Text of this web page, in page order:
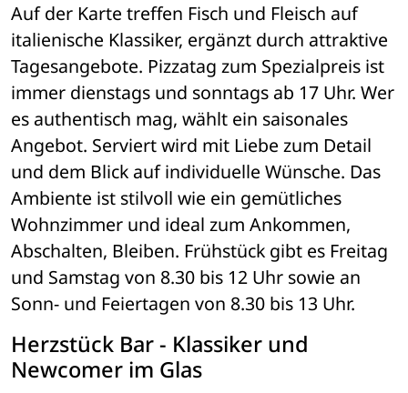
Auf der Karte treffen Fisch und Fleisch auf
italienische Klassiker, ergänzt durch attraktive
Tagesangebote. Pizzatag zum Spezialpreis ist
immer dienstags und sonntags ab 17 Uhr. Wer
es authentisch mag, wählt ein saisonales
Angebot. Serviert wird mit Liebe zum Detail
und dem Blick auf individuelle Wünsche. Das
Ambiente ist stilvoll wie ein gemütliches
Wohnzimmer und ideal zum Ankommen,
Abschalten, Bleiben. Frühstück gibt es Freitag
und Samstag von 8.30 bis 12 Uhr sowie an
Sonn- und Feiertagen von 8.30 bis 13 Uhr.
Herzstück Bar - Klassiker und
Newcomer im Glas